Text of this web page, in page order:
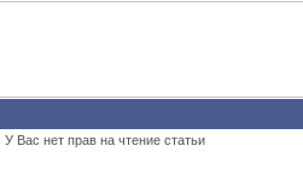
У Вас нет прав на чтение статьи